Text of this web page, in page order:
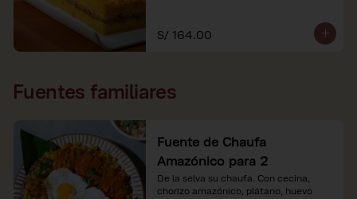
S/ 164.00
Fuentes familiares
Fuente de Chaufa
Amazónico para 2
De la selva su chaufa. Con cecina,
chorizo amazónico, plátano, huevo